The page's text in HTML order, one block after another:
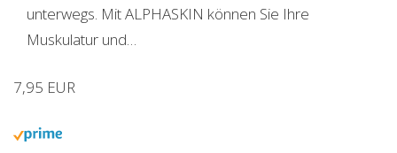
unterwegs. Mit ALPHASKIN können Sie Ihre
Muskulatur und…
7,95 EUR